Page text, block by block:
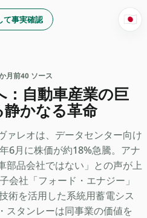
て事実確認 🇯🇵
月前40 ソース
自動車産業の巨
かなる革命
ァレオは、データセンター向け
6月に株価が約18%急騰。アナ
部品会社ではない」との声が上
会社「フォード・エナジー」
術を活用した系統用蓄電シス
スタンレーは同事業の価値を